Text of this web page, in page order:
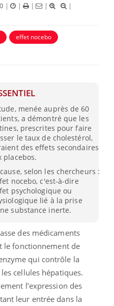
| | | |
|
effet nocebo
menée auprès de 60
a démontré que les
prescrites pour faire
le taux de cholestérol,
des effets secondaires
placebos.
selon les chercheurs :
nocebo, c'est-à-dire
psychologique ou
lié à la prise
substance inerte.
des médicaments
le fonctionnement de
qui contrôle la
cellules hépatiques.
l’expression des
leur entrée dans la